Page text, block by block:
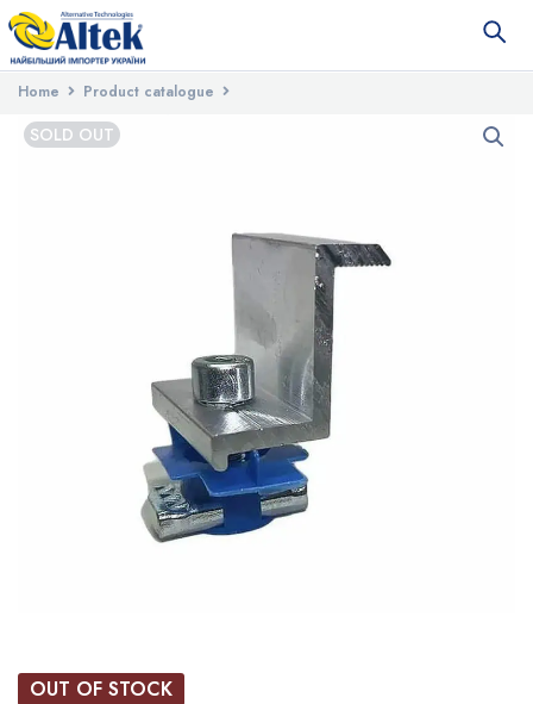
Home
Product catalogue
Installation materials for solar power plants
Mounting for solar panels
SOLD OUT
OUT OF STOCK